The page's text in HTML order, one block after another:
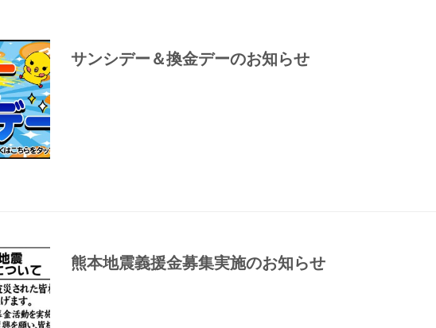
サンシデー＆換金デーのお知らせ
熊本地震義援金募集実施のお知らせ